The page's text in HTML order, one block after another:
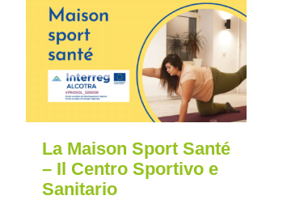
La Maison Sport Santé
– Il Centro Sportivo e
Sanitario